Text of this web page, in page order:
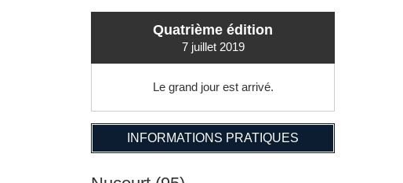
Quatrième édition
7 juillet 2019
Le grand jour est arrivé.
INFORMATIONS PRATIQUES